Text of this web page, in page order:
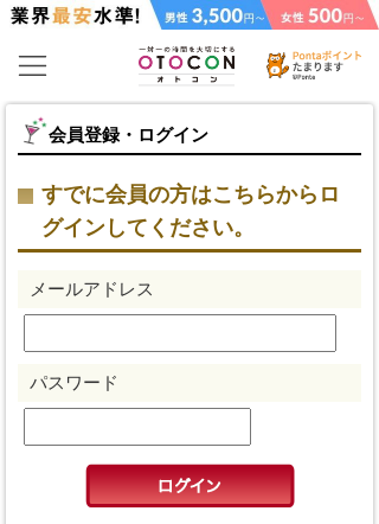
会員登録・ログイン
すでに会員の方はこちらからロ
グインしてください。
メールアドレス
パスワード